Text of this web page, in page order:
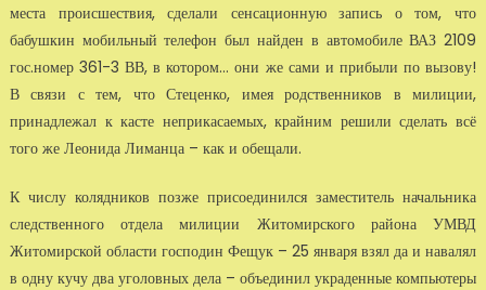
места происшествия, сделали сенсационную запись о том, что
бабушкин мобильный телефон был найден в автомобиле ВАЗ 2109
гос.номер 361-3 ВВ, в котором… они же сами и прибыли по вызову!
В связи с тем, что Стеценко, имея родственников в милиции,
принадлежал к касте неприкасаемых, крайним решили сделать всё
того же Леонида Лиманца – как и обещали.
К числу колядников позже присоединился заместитель начальника
следственного отдела милиции Житомирского района УМВД
Житомирской области господин Фещук – 25 января взял да и навалял
в одну кучу два уголовных дела – объединил украденные компьютеры